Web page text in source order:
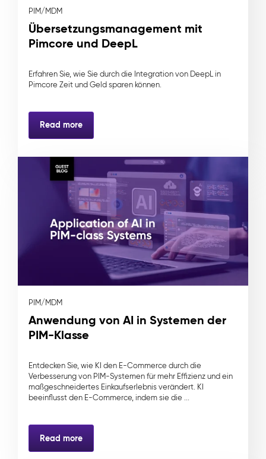
PIM/MDM
Übersetzungsmanagement mit
Pimcore und DeepL
Erfahren Sie, wie Sie durch die Integration von DeepL in
Pimcore Zeit und Geld sparen können.
Read more
PIM/MDM
Anwendung von AI in Systemen der
PIM-Klasse
Entdecken Sie, wie KI den E-Commerce durch die
Verbesserung von PIM-Systemen für mehr Effizienz und ein
maßgeschneidertes Einkaufserlebnis verändert. KI
beeinflusst den E-Commerce, indem sie die ...
Read more